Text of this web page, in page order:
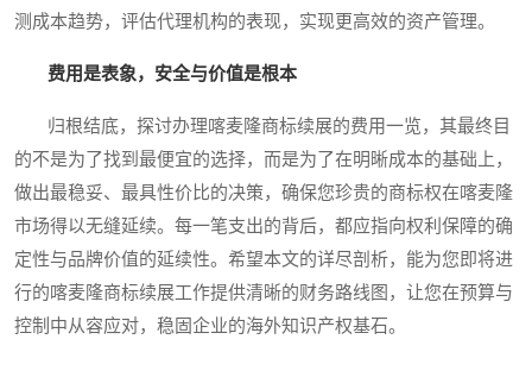
测成本趋势，评估代理机构的表现，实现更高效的资产管理。
费用是表象，安全与价值是根本
归根结底，探讨办理喀麦隆商标续展的费用一览，其最终目
的不是为了找到最便宜的选择，而是为了在明晰成本的基础上，
做出最稳妥、最具性价比的决策，确保您珍贵的商标权在喀麦隆
市场得以无缝延续。每一笔支出的背后，都应指向权利保障的确
定性与品牌价值的延续性。希望本文的详尽剖析，能为您即将进
行的喀麦隆商标续展工作提供清晰的财务路线图，让您在预算与
控制中从容应对，稳固企业的海外知识产权基石。